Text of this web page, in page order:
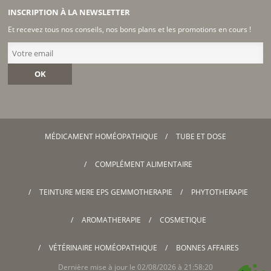
INSCRIPTION À LA NEWSLETTER
Et recevez tous nos conseils, nos bons plans et les promotions en cours !
OK
MÉDICAMENT HOMÉOPATHIQUE TUBE ET DOSE
COMPLÉMENT ALIMENTAIRE
TEINTURE MERE EPS GEMMOTHERAPIE PHYTOTHERAPIE
AROMATHERAPIE COSMETIQUE
VÉTÉRINAIRE HOMÉOPATHIQUE
BONNES AFFAIRES
Dernière mise à jour le 02/08/2026 à 21:58:20